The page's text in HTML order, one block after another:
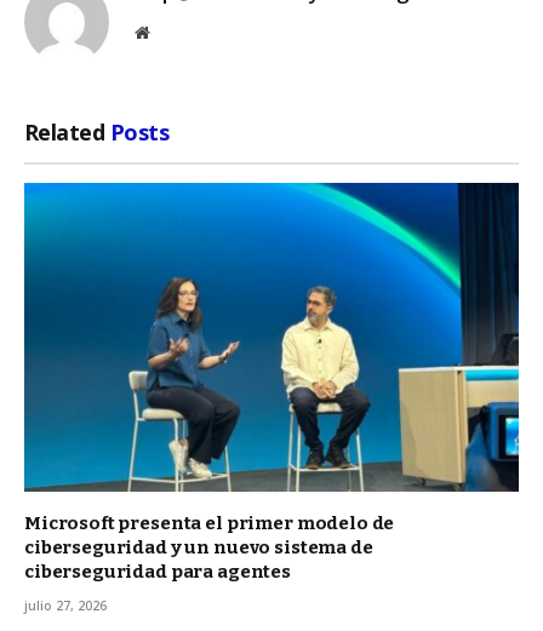
Website
Related Posts
Microsoft presenta el primer modelo de
ciberseguridad y un nuevo sistema de
ciberseguridad para agentes
julio 27, 2026